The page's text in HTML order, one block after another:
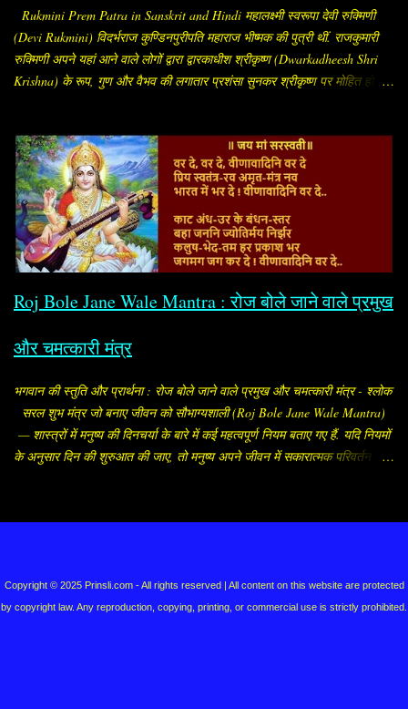
Rukmini Prem Patra in Sanskrit and Hindi महालक्ष्मी स्वरूपा देवी रुक्मिणी
(Devi Rukmini) विदर्भराज कुण्डिनपुरीपति महाराज भीष्मक की पुत्री थीं. राजकुमारी
रुक्मिणी अपने यहां आने वाले लोगों द्वारा द्वारकाधीश श्रीकृष्ण (Dwarkadheesh Shri
Krishna) के रूप, गुण और वैभव की लगातार प्रशंसा सुनकर श्रीकृष्ण पर मोहित हो गईं.
नाता.. देवी रुक्मिणी श्रीकृष्ण से प्रेम करने लगीं और मन ही मन उन्हें ही अपना पति भी
मान लिया और निश्चय कर लिया कि श्रीकृष्ण को छोड़कर किसी को भी पति रूप में वरण
नहीं करेंगी. उन्होंने अपनी यह इच्छा अपने माता-पिता को भी बता दी. उनके माता-पिता को
इस बात से कोई आपत्ति नहीं थी, लेकिन रुक्मिणी का भाई और कृष्णद्रोही रुक्मी ने अपनी
बहन का विवाह अपने मित्र शिशुपाल के साथ तय कर दिया. तब राजकुमारी रुक्मिणी
रोजाना गौरी मंदिर में जाकर पार्वती जी को मनाने लगीं. इसी बीच उन्होंने अपने
विश्वासपात्र ब्राह्मण को ...
Roj Bole Jane Wale Mantra : रोज बोले जाने वाले प्रमुख
और चमत्कारी मंत्र
भगवान की स्तुति और प्रार्थना : रोज बोले जाने वाले प्रमुख और चमत्कारी मंत्र - श्लोक
सरल शुभ मंत्र जो बनाए जीवन को सौभाग्यशाली (Roj Bole Jane Wale Mantra)
— शास्त्रों में मनुष्य की दिनचर्या के बारे में कई महत्वपूर्ण नियम बताए गए हैं. यदि नियमों
के अनुसार दिन की शुरुआत की जाए, तो मनुष्य अपने जीवन में सकारात्मक परिवर्तन ला
धर्मार्थौ चानुचिन्तयेत॥ वर्णं कीर्तिं मतिं लक्ष्मिं स्वास्थ्यमायुश्च विन्दति। ब्राह्मे मुहूर्ते
स्वास्थ्य, आयु, बल, बुद्धि और विद्या आदि को प्राप्त करता है. यहां हम सुबह-सुबह बोले
जाने और रोज पूजा के समय बोले जाने कुछ प्रमुख मंत्रों के बारे में बता रहे हैं- 1.
Copyright © 2025 Prinsli.com - All rights reserved | All content on this website are protected
by copyright law. Any reproduction, copying, printing, or commercial use is strictly prohibited.